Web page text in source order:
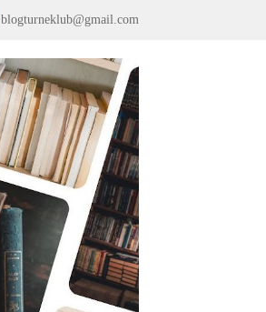
blogturneklub@gmail.com